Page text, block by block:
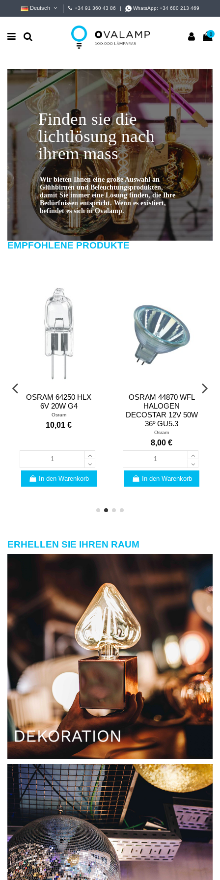
Deutsch +34 91 360 43 86 WhatsApp:+34 680 213 469
0
Finden sie die
lichtlösung nach
ihrem mass
Wir bieten Ihnen eine große Auswahl an
Glühbirnen und Beleuchtungsprodukten,
damit Sie immer eine Lösung finden, die Ihre
Bedürfnissen entspricht. Wenn es existiert,
befindet es sich in Ovalamp.
EMPFOHLENE PRODUKTE
OSRAM 64250 HLX
6V 20W G4
Osram
10,01 €
In den Warenkorb
OSRAM 44870 WFL
HALOGEN
DECOSTAR 12V 50W
36º GU5.3
Osram
8,00 €
In den Warenkorb
ERHELLEN SIE IHREN RAUM